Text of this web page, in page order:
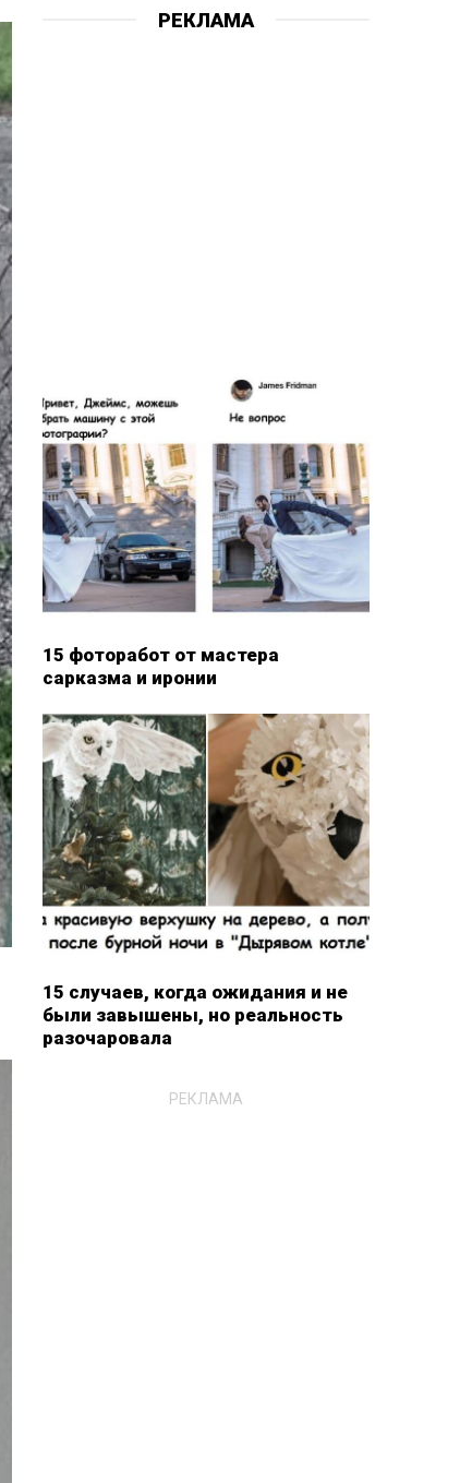
РЕКЛАМА
15 фоторабот от мастера
сарказма и иронии
15 случаев, когда ожидания и не
были завышены, но реальность
разочаровала
РЕКЛАМА